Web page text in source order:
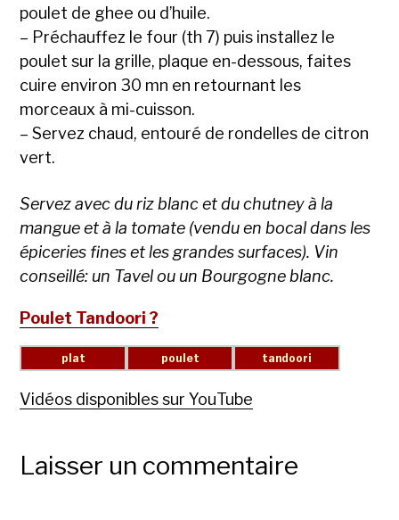
poulet de ghee ou d’huile.
– Préchauffez le four (th 7) puis installez le
poulet sur la grille, plaque en-dessous, faites
cuire environ 30 mn en retournant les
morceaux à mi-cuisson.
– Servez chaud, entouré de rondelles de citron
vert.
Servez avec du riz blanc et du chutney à la
mangue et à la tomate (vendu en bocal dans les
épiceries fines et les grandes surfaces). Vin
conseillé: un Tavel ou un Bourgogne blanc.
Poulet Tandoori ?
Vidéos disponibles sur YouTube
Laisser un commentaire